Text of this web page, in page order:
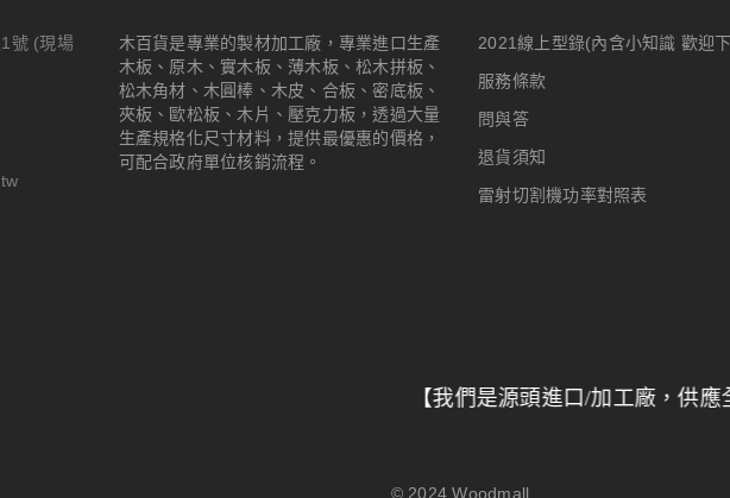
號 (現場
木百貨是專業的製材加工廠，專業進口生產
木板、原木、實木板、薄木板、松木拼板、
松木角材、木圓棒、木皮、合板、密底板、
夾板、歐松板、木片、壓克力板，透過大量
生產規格化尺寸材料，提供最優惠的價格，
可配合政府單位核銷流程。
2021線上型錄(內含小知識 歡迎
服務條款
問與答
退貨須知
雷射切割機功率對照表
【我們是源頭進口/加工廠，供應全台特力
© 2024Woodmall